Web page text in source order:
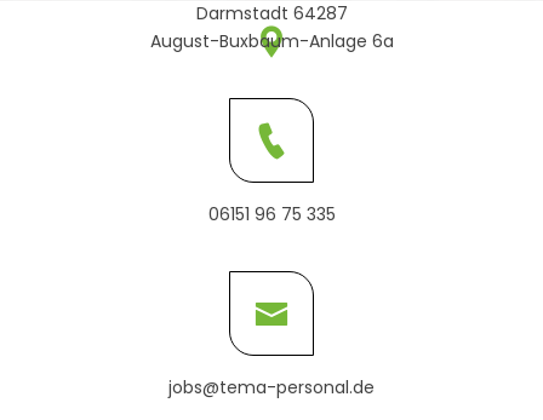
Darmstadt 64287
August-Buxbaum-Anlage 6a
06151 96 75 335
jobs@tema-personal.de